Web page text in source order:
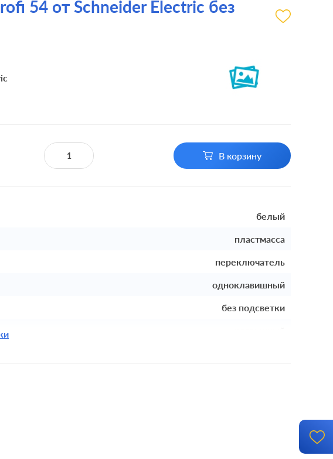
54 от Schneider Electric без
В корзину
белый
пластмасса
переключатель
одноклавишный
без подсветки